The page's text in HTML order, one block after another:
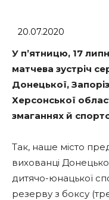
20.07.2020
У п’ятницю, 17
матчева зустріч
Донецької,
Херсонської
змаганнях й
Так, наше місто
вихованці
дитячо-юнацької
резерву з боксу